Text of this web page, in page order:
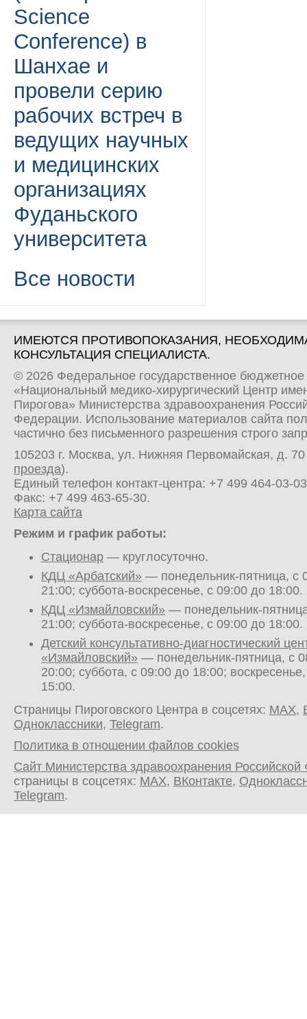
Science
Conference) в
Шанхае и
провели серию
рабочих встреч в
ведущих научных
и медицинских
организациях
Фуданьского
университета
Все новости
ИМЕЮТСЯ ПРОТИВОПОКАЗАНИЯ,
КОНСУЛЬТАЦИЯ СПЕЦИАЛИСТА.
© 2026 Федеральное государственное
«Национальный медико-хирургический Центр
Пирогова» Министерства здравоохранения
Федерации. Использование материалов сайта
частично без письменного разрешения строго
105203 г. Москва, ул. Нижняя Первомайская, д.
проезда).
Единый телефон контакт-центра: +7 499 464-03-03
Факс: +7 499 463-65-30.
Карта сайта
Режим и график работы:
Стационар — круглосуточно.
КДЦ «Арбатский» — понедельник-пятница, с
21:00; суббота-воскресенье, с 09:00 до 18:00.
КДЦ «Измайловский» — понедельник-
21:00; суббота-воскресенье, с 09:00 до 18:00.
Детский консультативно-диагностический
«Измайловский» — понедельник-пятница, с
20:00; суббота, с 09:00 до 18:00;
15:00.
Страницы Пироговского Центра в соцсетях: MAX,
Одноклассники, Telegram.
Политика в отношении файлов cookies
Сайт Министерства здравоохранения
страницы в соцсетях: MAX, ВКонтакте,
Telegram.